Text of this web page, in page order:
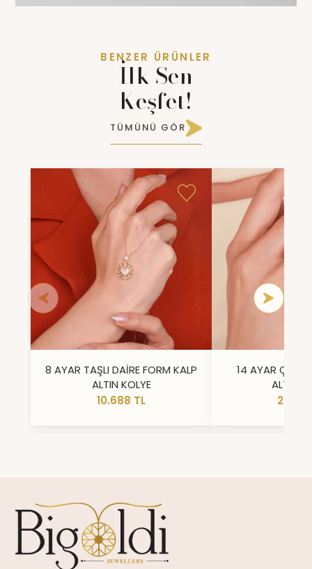
BENZER ÜRÜNLER
İlk Sen
Keşfet!
TÜMÜNÜ GÖR
8 AYAR TAŞLI DAİRE FORM KALP
ALTIN KOLYE
10.688 TL
14 AYAR ÇİFT
ALTIN